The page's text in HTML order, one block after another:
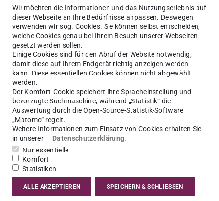
Semester sowie eine daran anschließende Übung vor
Originalen. Die Inhaltsangabe zu den Veranstaltungen in
den Vorlesungsverzeichnissen blieb über Schaefers gut
dreißigjährige Amtszeit nahezu identisch:
”
„Erster Jahreskurs. Im Wintersemester:
Ursprung und erste Entwickelung der
Kunst; Geschichte der bildenden Künste bei
den Völkern des Orients und bei den
Griechen. – Im Sommersemester:
Geschichte der bildenden Künste bei den
Etruskern und bei den Römern; Geschichte
der altchristlichen und byzantinischen
Kunst, sowie der Kunst des Islam.
Zweiter Jahreskurs. Im Wintersemester:
Wir möchten die Informationen und das Nutzungserlebnis auf
dieser Webseite an Ihre Bedürfnisse anpassen. Deswegen
verwenden wir sog. Cookies. Sie können selbst entscheiden,
welche Cookies genau bei Ihrem Besuch unserer Webseiten
gesetzt werden sollen.
Einige Cookies sind für den Abruf der Website notwendig,
damit diese auf Ihrem Endgerät richtig anzeigen werden
kann. Diese essentiellen Cookies können nicht abgewählt
werden.
Der Komfort-Cookie speichert Ihre Spracheinstellung und
bevorzugte Suchmaschine, während „Statistik“ die
Auswertung durch die Open-Source-Statistik-Software
„Matomo“ regelt.
Weitere Informationen zum Einsatz von Cookies erhalten Sie
in unserer
Datenschutzerklärung.
Nur essentielle
Komfort
Statistiken
ALLE AKZEPTIEREN SPEICHERN & SCHLIESSEN